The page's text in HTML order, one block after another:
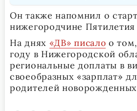
Он также напомнил о
нижегородчине Пятилетия
На днях «ДВ» писало о
году в Нижегородской
региональные доплаты в
своеобразных «зарплат»
родителей